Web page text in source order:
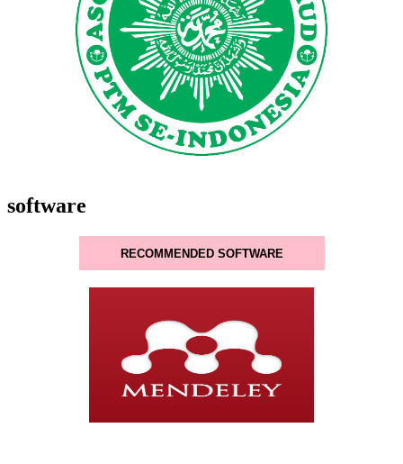
software
RECOMMENDED SOFTWARE